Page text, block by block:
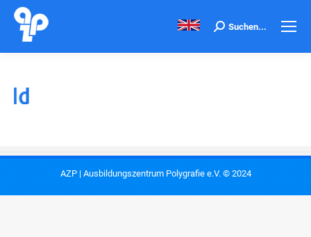
Search:
Suchen...
AZP | Ausbildungszentrum Polygrafie e.V. © 2024